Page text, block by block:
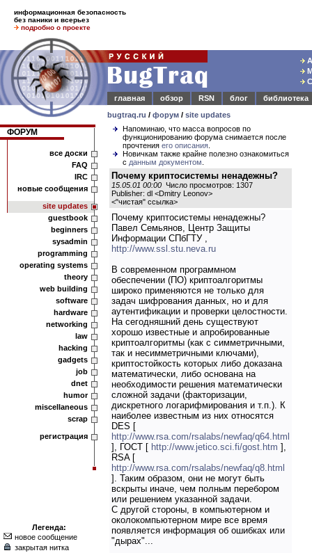
информационная безопасность
без паники и всерьез
подробно о проекте
главная
обзор RSN блог
библиотека
bugtraq.ru / форум / site updates
ФОРУМ
все доски
FAQ
IRC
новые сообщения
site updates
guestbook
beginners
sysadmin
programming
operating systems
theory
web building
software
hardware
networking
law
hacking
gadgets
job
dnet
humor
miscellaneous
scrap
регистрация
Легенда:
новое сообщение
закрытая нитка
Напоминаю, что масса вопросов по
функционированию форума снимается после
прочтения его описания
Новичкам также крайне полезно ознакомиться
с данным документом
Почему криптосистемы ненадежны?
15.05.01 00:00 Число просмотров: 1307
Publisher: dl <Dmitry Leonov>
<"чистая" ссылка>
Почему криптосистемы ненадежны?
Павел Семьянов, Центр Защиты
Информации СПбГТУ ,
http://www.ssl.stu.neva.ru
В современном программном
обеспечении (ПО) криптоалгоритмы
широко применяются не только для
задач шифрования данных, но и для
аутентификации и проверки целостности.
На сегодняшний день существуют
хорошо известные и апробированные
криптоалгоритмы (как с симметричными,
так и несимметричными ключами),
криптостойкость которых либо доказана
математически, либо основана на
необходимости решения математически
сложной задачи (факторизации,
дискретного логарифмирования и т.п.). К
наиболее известным из них относятся
DES [
http://www.rsa.com/rsalabs/newfaq/q64.html
], ГОСТ [ http://www.jetico.sci.fi/gost.htm ],
RSA [
http://www.rsa.com/rsalabs/newfaq/q8.html
]. Таким образом, они не могут быть
вскрыты иначе, чем полным перебором
или решением указанной задачи.
С другой стороны, в компьютерном и
околокомпьютерном мире все время
появляется информация об ошибках или
"дырах"...